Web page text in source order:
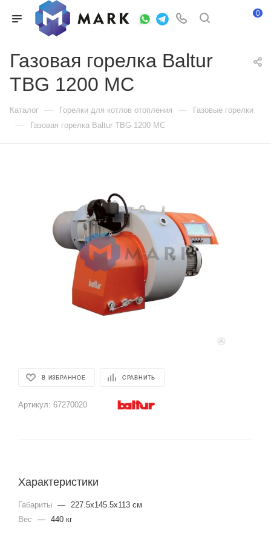
0
Газовая горелка Baltur
TBG 1200 MC
Каталог — Горелки для котлов отопления — Газовые горелки
— Газовая горелка Baltur TBG 1200 MC
В ИЗБРАННОЕ СРАВНИТЬ
Артикул: 67270020
Характеристики
Габариты — 227.5x145.5x113 см
Вес
— 440 кг